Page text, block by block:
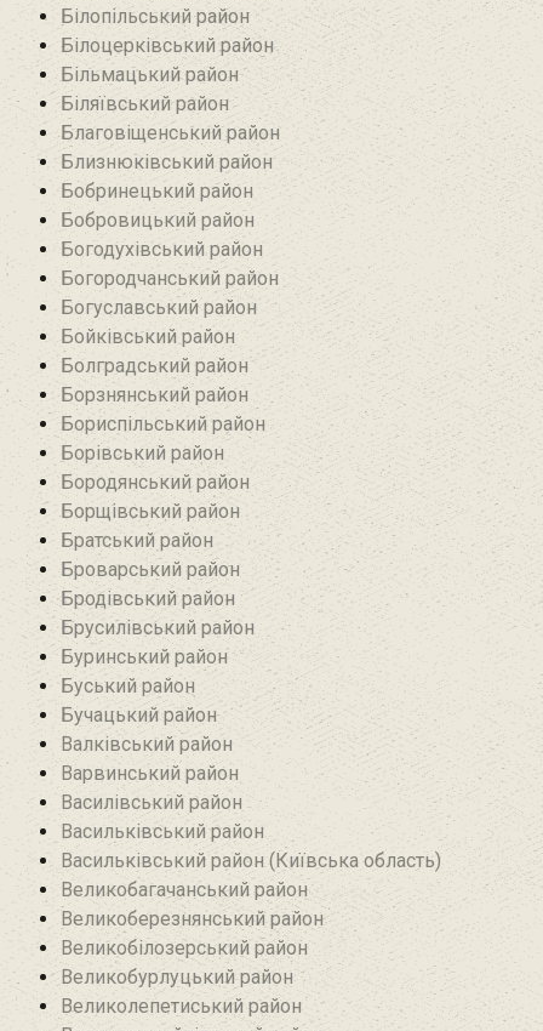
Білопільський район
Білоцерківський район
Більмацький район
Біляївський район‎
Благовіщенський район
Близнюківський район
Бобринецький район
Бобровицький район
Богодухівський район
Богородчанський район
Богуславський район
Бойківський район
Болградський район
Борзнянський район
Бориспільський район
Борівський район
Бородянський район
Борщівський район‎
Братський район‎
Броварський район
Бродівський район‎
Брусилівський район‎
Буринський район
Буський район‎
Бучацький район
Валківський район
Варвинський район
Василівський район
Васильківський район
Васильківський район (Київська область)
Великобагачанський район
Великоберезнянський район
Великобілозерський район‎
Великобурлуцький район
Великолепетиський район